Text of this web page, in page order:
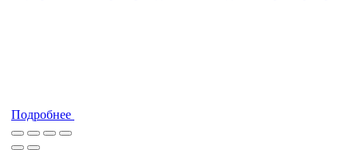
Подробнее